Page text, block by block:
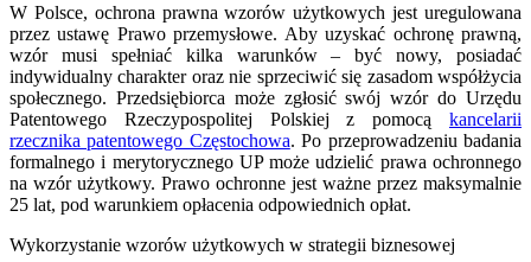
W Polsce, ochrona prawna wzorów użytkowych jest uregulowana
przez ustawę Prawo przemysłowe. Aby uzyskać ochronę prawną,
wzór musi spełniać kilka warunków – być nowy, posiadać
indywidualny charakter oraz nie sprzeciwić się zasadom współżycia
społecznego. Przedsiębiorca może zgłosić swój wzór do Urzędu
Patentowego Rzeczypospolitej Polskiej z pomocą kancelarii
rzecznika patentowego Częstochowa. Po przeprowadzeniu badania
formalnego i merytorycznego UP może udzielić prawa ochronnego
na wzór użytkowy. Prawo ochronne jest ważne przez maksymalnie
25 lat, pod warunkiem opłacenia odpowiednich opłat.
Wykorzystanie wzorów użytkowych w strategii biznesowej